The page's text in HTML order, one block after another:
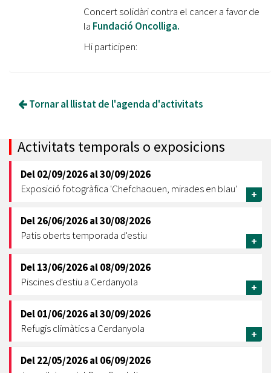
Concert solidàri contra el cancer a favor de
la Fundació Oncolliga.
Hi participen:
Tornar al llistat de l'agenda d'activitats
Activitats temporals o exposicions
Del02/09/2026al30/09/2026
Exposició fotogràfica 'Chefchaouen, mirades en blau'
+
Del26/06/2026al30/08/2026
Patis oberts temporada d'estiu
+
Del13/06/2026al08/09/2026
Piscines d'estiu a Cerdanyola
+
Del01/06/2026al30/09/2026
Refugis climàtics a Cerdanyola
+
Del22/05/2026al06/09/2026